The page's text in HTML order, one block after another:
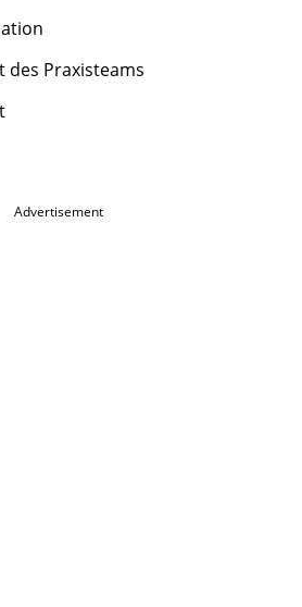
des Praxisteams
Advertisement